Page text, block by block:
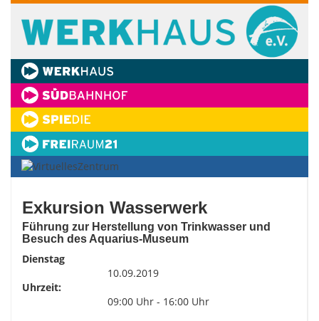
Exkursion Wasserwerk
Führung zur Herstellung von Trinkwasser und
Besuch des Aquarius-Museum
Dienstag
10.09.2019
Uhrzeit:
09:00 Uhr - 16:00 Uhr